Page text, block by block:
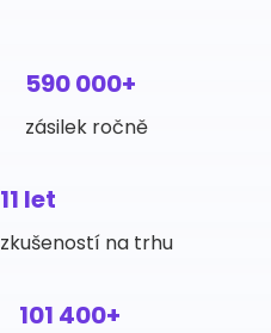
590 000+
zásilek ročně
11 let
zkušeností na trhu
101 400+